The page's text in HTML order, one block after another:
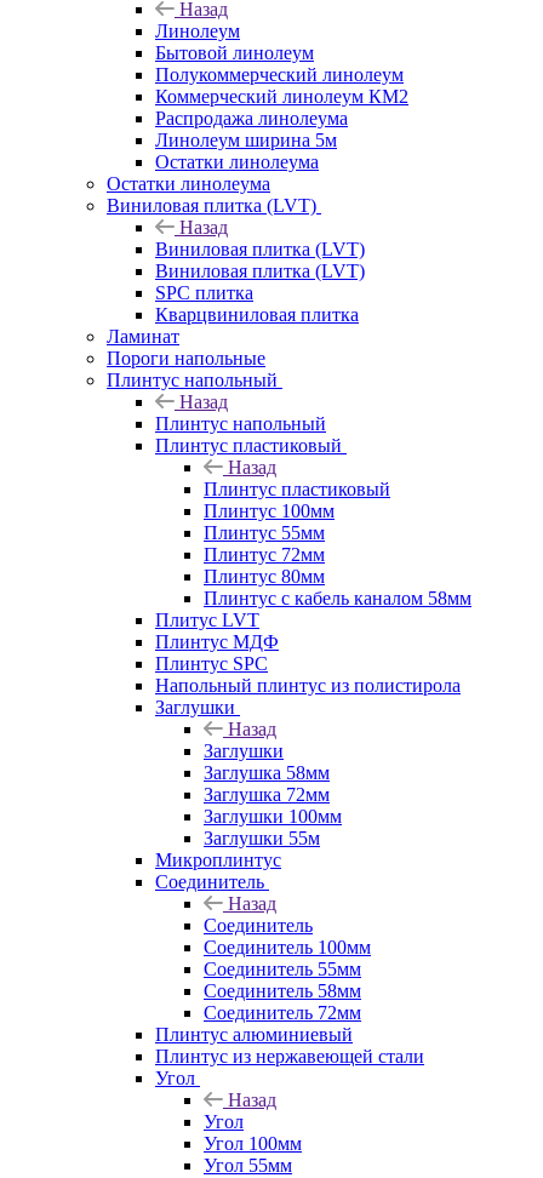
Назад
Линолеум
Бытовой линолеум
Полукоммерческий линолеум
Коммерческий линолеум КМ2
Распродажа линолеума
Линолеум ширина 5м
Остатки линолеума
Остатки линолеума
Виниловая плитка (LVT)
Назад
Виниловая плитка (LVT)
Виниловая плитка (LVT)
SPC плитка
Кварцвиниловая плитка
Ламинат
Пороги напольные
Плинтус напольный
Назад
Плинтус напольный
Плинтус пластиковый
Назад
Плинтус пластиковый
Плинтус 100мм
Плинтус 55мм
Плинтус 72мм
Плинтус 80мм
Плинтус с кабель каналом 58мм
Плитус LVT
Плинтус МДФ
Плинтус SPC
Напольный плинтус из полистирола
Заглушки
Назад
Заглушки
Заглушка 58мм
Заглушка 72мм
Заглушки 100мм
Заглушки 55м
Микроплинтус
Соединитель
Назад
Соединитель
Соединитель 100мм
Соединитель 55мм
Соединитель 58мм
Соединитель 72мм
Плинтус алюминиевый
Плинтус из нержавеющей стали
Угол
Назад
Угол
Угол 100мм
Угол 55мм